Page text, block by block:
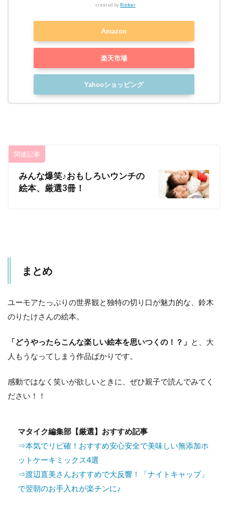
created by Rinker
Amazon
楽天市場
Yahooショッピング
関連記事
みんな爆笑♪おもしろいウンチの
絵本、厳選3冊！
まとめ
ユーモアたっぷりの世界観と独特の切り口が魅力的な、鈴木
のりたけさんの絵本。
「どうやったらこんな楽しい絵本を思いつくの！？」 と、大
人もうなってしまう作品ばかりです。
感動ではなく笑いが欲しいときに、ぜひ親子で読んでみてく
ださい！！
マタイク編集部【厳選】おすすめ記事
⇒本気でリピ確！おすすめ安心安全で美味しい無添加ホ
ットケーキミックス4選
⇒渡辺直美さんおすすめで大反響！「ナイトキャップ」
で翌朝のお手入れが楽チンに♪